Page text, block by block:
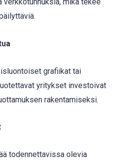
mikä tekee
grafiikat tai
yritykset investoivat
rakentamiseksi.
todennettavissa olevia